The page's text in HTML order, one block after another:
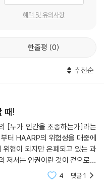
‘마음 통제’라는 의미로 우리
로 알려져 있다. 그런데 내가
모르는 사이에 다른 누군가가
감정을 조종하거나 행동을 제
하고, 본래의 기억을 삭제하고
종을 받는 로봇이나 꼭두각시
상을 가하지 않고 다른 사람을
발전할 수도 있다. 즉 빛이나 소
자기파로 장소와 거리를 불문하
·육체적 위해를 가할 수 있다는
유발하는 극초단파를 이용해
고, 일본에서는 [포켓몬] 애니메
거리는 빛의 파장 때문에 집단
혜택 및 유의사항
한줄평 0
추천순
때!
[누가 인간을 조종하는가]라는
터 HAARP의 위험성을 대중에
협이 되지만 은폐되고 있는 과
저서는 인권이란 것이 겉으로만
과정에서 1910년대 초입부터
4 댓글1